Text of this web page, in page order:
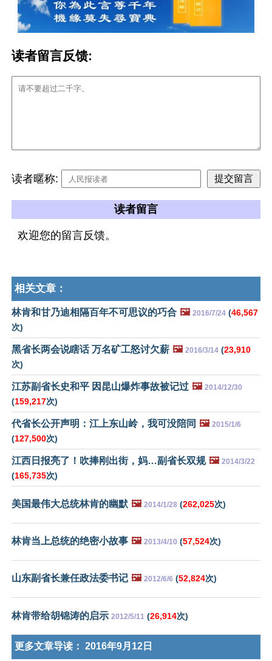
读者留言反馈:
读者暱称:
读者留言
欢迎您的留言反馈。
相关文章：
林肯和甘乃迪相隔百年不可思议的巧合 🖼️ 2016/7/24 (46,567
次)
黑省长两会说瞎话 万名矿工怒讨欠薪 🖼️ 2016/3/14 (23,910
次)
江苏副省长史和平 因昆山爆炸事故被记过 🖼️ 2014/12/30
(159,217次)
代省长公开声明：江上东山岭，我可没陪同 🖼️ 2015/1/6
(127,500次)
江西日报亮了！吹捧刚出街，妈…副省长双规 🖼️ 2014/3/22
(165,735次)
美国最伟大总统林肯的幽默 🖼️ 2014/1/28 (262,025次)
林肯当上总统的绝密小故事 🖼️ 2013/4/10 (57,524次)
山东副省长兼任政法委书记 🖼️ 2012/6/6 (52,824次)
林肯带给胡锦涛的启示 2012/5/11 (26,914次)
更多文章导读： 2016年9月12日